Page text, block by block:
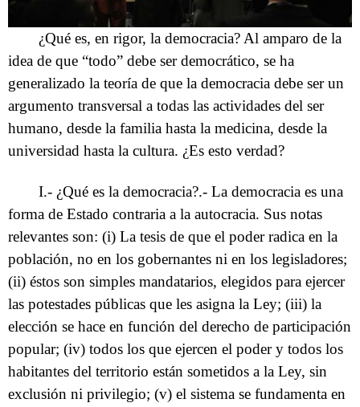
¿Qué es, en rigor, la democracia? Al amparo de la
idea de que “todo” debe ser democrático, se ha
generalizado la teoría de que la democracia debe ser un
argumento transversal a todas las actividades del ser
humano, desde la familia hasta la medicina, desde la
universidad hasta la cultura. ¿Es esto verdad?
I.- ¿Qué es la democracia?.- La democracia es una
forma de Estado contraria a la autocracia. Sus notas
relevantes son: (i) La tesis de que el poder radica en la
población, no en los gobernantes ni en los legisladores;
(ii) éstos son simples mandatarios, elegidos para ejercer
las potestades públicas que les asigna la Ley; (iii) la
elección se hace en función del derecho de participación
popular; (iv) todos los que ejercen el poder y todos los
habitantes del territorio están sometidos a la Ley, sin
exclusión ni privilegio; (v) el sistema se fundamenta en